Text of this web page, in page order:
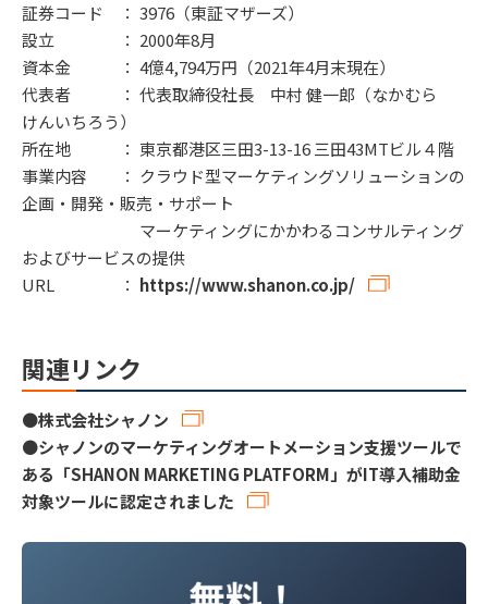
証券コード ： 3976（東証マザーズ）
設立 ： 2000年8月
資本金 ： 4億4,794万円（2021年4月末現在）
代表者 ： 代表取締役社長 中村 健一郎（なかむら
けんいちろう）
所在地 ： 東京都港区三田3-13-16 三田43MTビル４階
事業内容 ： クラウド型マーケティングソリューションの
企画・開発・販売・サポート
マーケティングにかかわるコンサルティング
およびサービスの提供
URL ： https://www.shanon.co.jp/
関連リンク
●株式会社シャノン
●シャノンのマーケティングオートメーション支援ツールで
ある「SHANON MARKETING PLATFORM」がIT導入補助金
対象ツールに認定されました